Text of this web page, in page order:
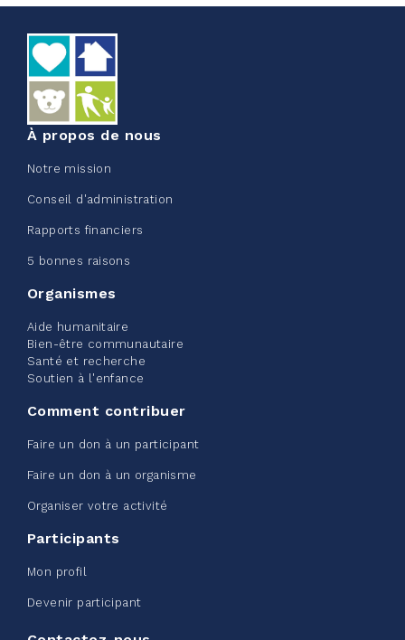
juin 09, 2026
5% 50,00 $
Edmonton Corporate Challenge
2026 - Extra Life
2% 20,00 $/ 1 000,00 $
À propos de nous
Notre mission
Conseil d'administration
Rapports financiers
5 bonnes raisons
Organismes
Aide humanitaire
Bien-être communautaire
Santé et recherche
Soutien à l'enfance
Comment contribuer
Faire un don à un participant
Faire un don à un organisme
Organiser votre activité
Participants
Mon profil
Devenir participant